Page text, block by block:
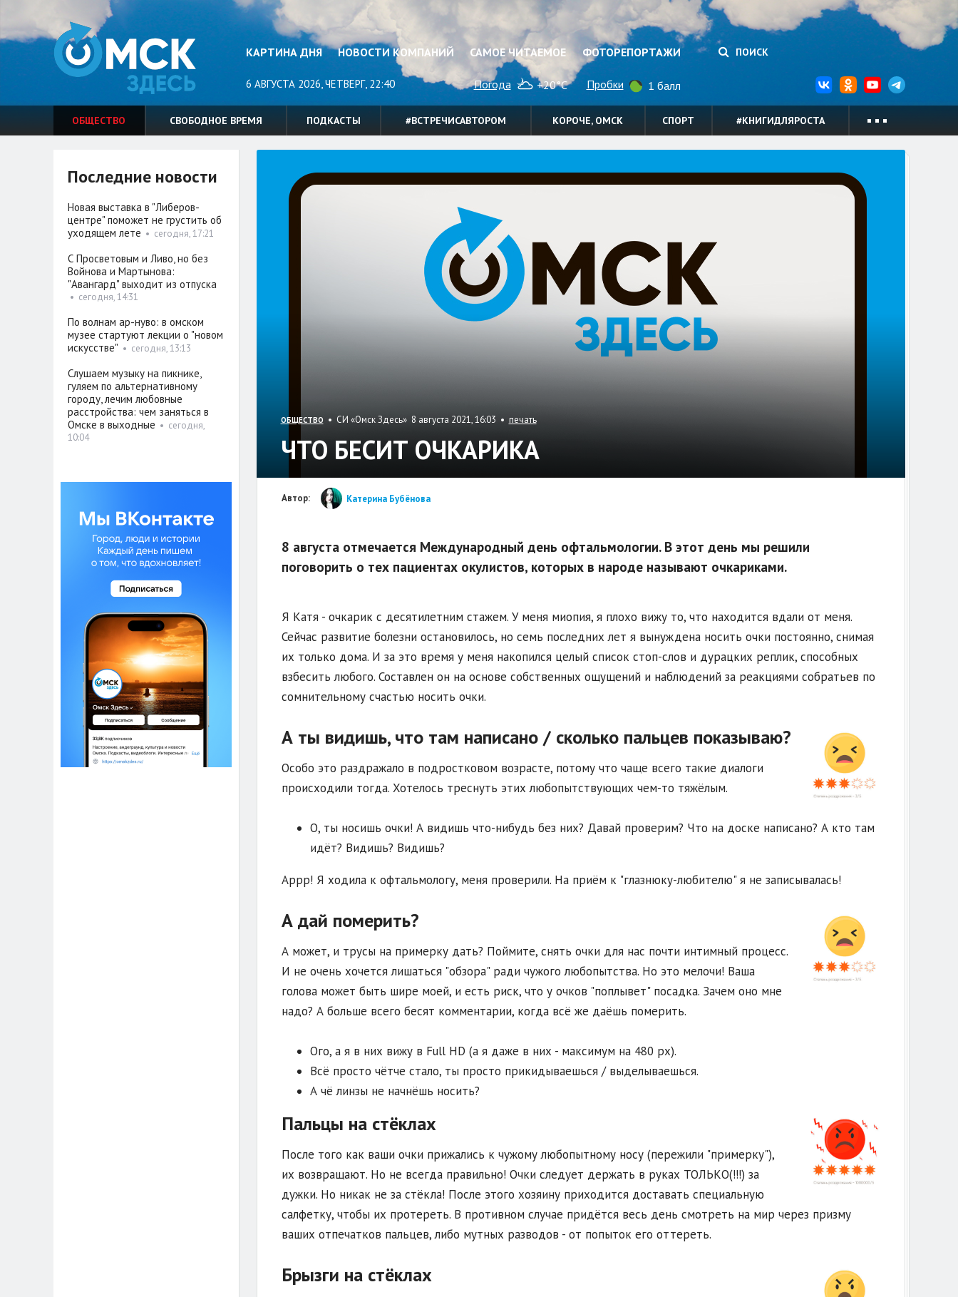
КАРТИНА ДНЯ НОВОСТИ КОМПАНИЙ САМОЕ ЧИТАЕМОЕ ФОТОРЕПОРТАЖИ ПОИСК
6 АВГУСТА 2026, ЧЕТВЕРГ, 22:40 Погода +20°C Пробки 1 балл
ОБЩЕСТВО СВОБОДНОЕ ВРЕМЯ ПОДКАСТЫ #ВСТРЕЧИСАВТОРОМ КОРОЧЕ, ОМСК СПОРТ #КНИГИДЛЯРОСТА
ОБЩЕСТВО • СИ «Омск Здесь» 8 августа 2021, 16:03 • печать
ЧТО БЕСИТ ОЧКАРИКА
Автор: Катерина Бубёнова
8 августа отмечается Международный день офтальмологии. В этот день мы решили
поговорить о тех пациентах окулистов, которых в народе называют очкариками.
Я Катя - очкарик с десятилетним стажем. У меня миопия, я плохо вижу то, что находится вдали от меня.
Сейчас развитие болезни остановилось, но семь последних лет я вынуждена носить очки постоянно, снимая
их только дома. И за это время у меня накопился целый список стоп-слов и дурацких реплик, способных
взбесить любого. Составлен он на основе собственных ощущений и наблюдений за реакциями собратьев по
сомнительному счастью носить очки.
А ты видишь, что там написано / сколько пальцев показываю?
Особо это раздражало в подростковом возрасте, потому что чаще всего такие диалоги
происходили тогда. Хотелось треснуть этих любопытствующих чем-то тяжёлым.
О, ты носишь очки! А видишь что-нибудь без них? Давай проверим? Что на доске написано? А кто там
идёт? Видишь? Видишь?
Аррр! Я ходила к офтальмологу, меня проверили. На приём к "глазнюку-любителю" я не записывалась!
А дай померить?
А может, и трусы на примерку дать? Поймите, снять очки для нас почти интимный процесс.
И не очень хочется лишаться "обзора" ради чужого любопытства. Но это мелочи! Ваша
голова может быть шире моей, и есть риск, что у очков "поплывет" посадка. Зачем оно мне
надо? А больше всего бесят комментарии, когда всё же даёшь померить.
Ого, а я в них вижу в Full HD (а я даже в них - максимум на 480 px).
Всё просто чётче стало, ты просто прикидываешься / выделываешься.
А чё линзы не начнёшь носить?
Пальцы на стёклах
После того как ваши очки прижались к чужому любопытному носу (пережили "примерку"),
их возвращают. Но не всегда правильно! Очки следует держать в руках ТОЛЬКО(!!!) за
дужки. Но никак не за стёкла! После этого хозяину приходится доставать специальную
салфетку, чтобы их протереть. В противном случае придётся весь день смотреть на мир через призму
ваших отпечатков пальцев, либо мутных разводов - от попыток его оттереть.
Брызги на стёклах
Последние новости
Новая выставка в "Либеров-
центре" поможет не грустить об
уходящем лете • сегодня, 17:21
С Просветовым и Ливо, но без
Войнова и Мартынова:
"Авангард" выходит из отпуска
• сегодня, 14:31
По волнам ар-нуво: в омском
музее стартуют лекции о "новом
искусстве" • сегодня, 13:13
Слушаем музыку на пикнике,
гуляем по альтернативному
городу, лечим любовные
расстройства: чем заняться в
Омске в выходные • сегодня,
10:04